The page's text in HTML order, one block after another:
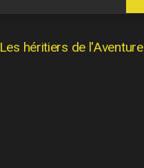
Les héritiers de l'Aventure